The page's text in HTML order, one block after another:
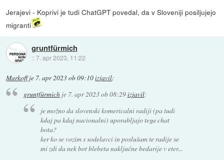
Jerajevi - Koprivi je tudi ChatGPT povedal, da v Sloveniji posiljujejo
migranti
gruntfürmich
::7. apr 2023, 11:22
Markoffje 7. apr 2023 ob 09:10izjavil:
gruntfürmichje 7. apr 2023 ob 08:29izjavil:
je možno da slovenski komericalni radiji (pa tudi
kdaj pa kdaj nacionalni) uporabljajo tega chat
bota?
ker ko se vozim s sodelavci in poslušam te radije se
mi zdi da nek bot blebeta naključne bedarije v eter...